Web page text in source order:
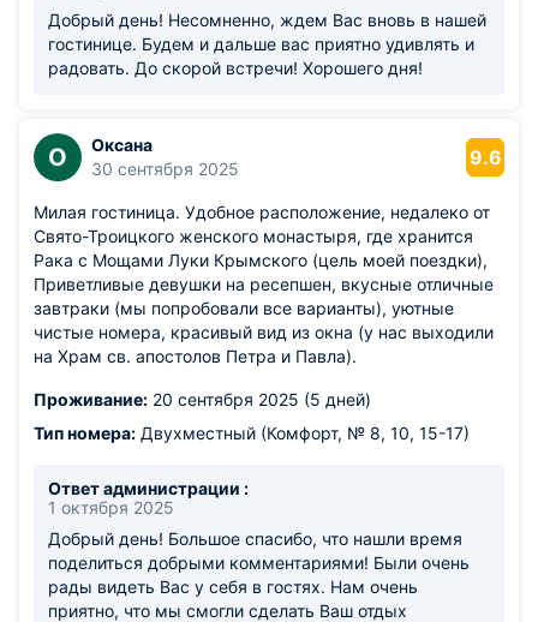
Добрый день! Несомненно, ждем Вас вновь в нашей
гостинице. Будем и дальше вас приятно удивлять и
радовать. До скорой встречи! Хорошего дня!
О
Оксана
30 сентября 2025
9.6
Милая гостиница. Удобное расположение, недалеко от
Свято-Троицкого женского монастыря, где хранится
Рака с Мощами Луки Крымского (цель моей поездки),
Приветливые девушки на ресепшен, вкусные отличные
завтраки (мы попробовали все варианты), уютные
чистые номера, красивый вид из окна (у нас выходили
на Храм св. апостолов Петра и Павла).
Проживание: 20 сентября 2025 (5 дней)
Тип номера: Двухместный (Комфорт, № 8, 10, 15-17)
Ответ администрации :
1 октября 2025
Добрый день! Большое спасибо, что нашли время
поделиться добрыми комментариями! Были очень
рады видеть Вас у себя в гостях. Нам очень
приятно, что мы смогли сделать Ваш отдых